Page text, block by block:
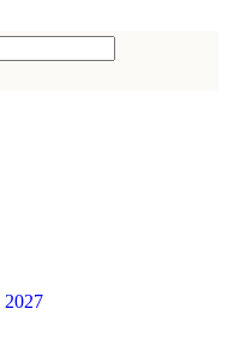
2027